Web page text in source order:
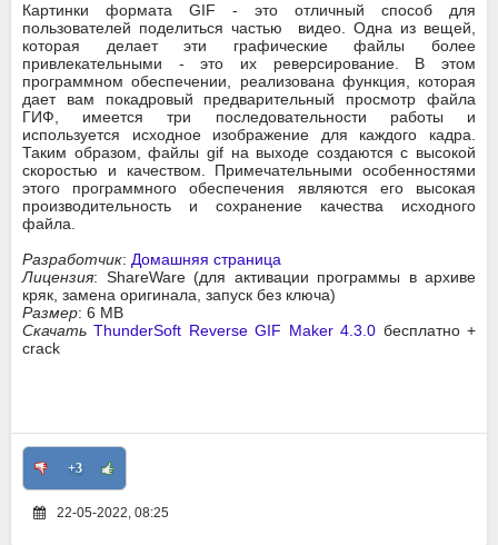
Картинки формата GIF - это отличный способ для
пользователей поделиться частью видео. Одна из вещей,
которая делает эти графические файлы более
привлекательными - это их реверсирование. В этом
программном обеспечении, реализована функция, которая
дает вам покадровый предварительный просмотр файла
ГИФ, имеется три последовательности работы и
используется исходное изображение для каждого кадра.
Таким образом, файлы gif на выходе создаются с высокой
скоростью и качеством. Примечательными особенностями
этого программного обеспечения являются его высокая
производительность и сохранение качества исходного
файла.
Разработчик: Домашняя страница
Лицензия: ShareWare (для активации программы в архиве
кряк, замена оригинала, запуск без ключа)
Размер: 6 MB
СкачатьThunderSoft Reverse GIF Maker 4.3.0 бесплатно +
crack
+3
22-05-2022, 08:25